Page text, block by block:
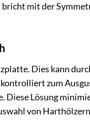
mit der
Dies kann
zum
Diese Lösung
von